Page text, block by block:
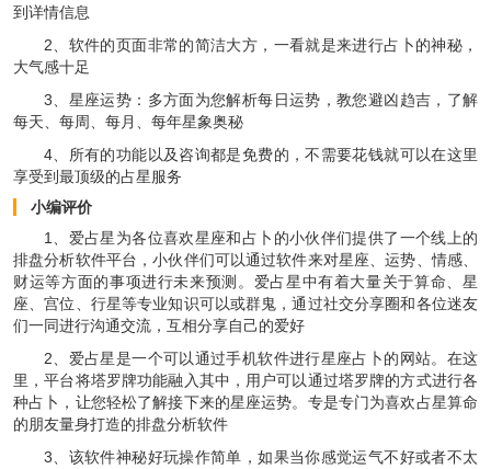
到详情信息
2、软件的页面非常的简洁大方，一看就是来进行占卜的神秘，
大气感十足
3、星座运势：多方面为您解析每日运势，教您避凶趋吉，了解
每天、每周、每月、每年星象奥秘
4、所有的功能以及咨询都是免费的，不需要花钱就可以在这里
享受到最顶级的占星服务
小编评价
1、爱占星为各位喜欢星座和占卜的小伙伴们提供了一个线上的
排盘分析软件平台，小伙伴们可以通过软件来对星座、运势、情感、
财运等方面的事项进行未来预测。爱占星中有着大量关于算命、星
座、宫位、行星等专业知识可以或群鬼，通过社交分享圈和各位迷友
们一同进行沟通交流，互相分享自己的爱好
2、爱占星是一个可以通过手机软件进行星座占卜的网站。在这
里，平台将塔罗牌功能融入其中，用户可以通过塔罗牌的方式进行各
种占卜，让您轻松了解接下来的星座运势。专是专门为喜欢占星算命
的朋友量身打造的排盘分析软件
3、该软件神秘好玩操作简单，如果当你感觉运气不好或者不太